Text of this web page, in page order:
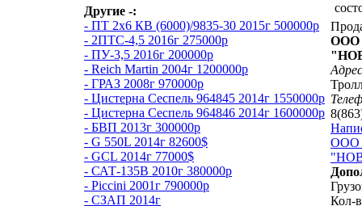
Другие -:
- ПТ 2х6 КВ (6000)/9835-30 2015г 500000р
- 2ПТС-4,5 2016г 275000р
- ПУ-3,5 2016г 200000р
- Reich Martin 2004г 1200000р
- ГРАЗ 2008г 970000р
- Цистерна Сеспель 964845 2014г 1550000р
- Цистерна Сеспель 964846 2014г 1600000р
- БВП 2013г 300000р
- G 550L 2014г 82600$
- GCL 2014г 77000$
- САТ-135В 2010г 380000р
- Piccini 2001г 790000р
- СЗАП 2014г
ООО
ООО
Кол-